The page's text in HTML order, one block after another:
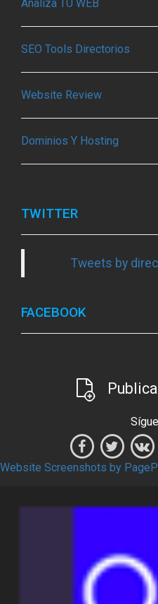
Analiza TU WEB
SEO Tools Directorios
Website Review
Dominios Y Hosting
TWITTER
Tweets by
FACEBOOK
Website Screenshots by